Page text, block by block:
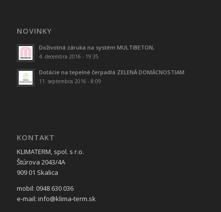
NOVINKY
Doživotná záruka na systém MULTIBETON,
4. decembra 2016 - 19:35
Dotácie na tepelné čerpadlá ZELENÁ DOMÁCNOSTIAM
11. septembra 2016 - 8:09
KONTAKT
KLIMATERM, spol. s r.o.
Štúrova 2043/4A
909 01 Skalica
mobil: 0948 630 036
e-mail: info@klima-term.sk